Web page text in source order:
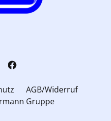
AGB/Widerruf
Gruppe